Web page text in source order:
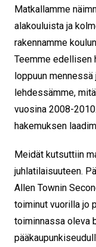
Matkallamme
alakouluista ja
rakennamme
Teemme edellisen
loppuun
lehdessämme,
vuosina 2008-
hakemuksen
Meidät kutsuttiin
juhlatilaisuuteen.
Allen Townin
toiminut vuorilla jo
toiminnassa oleva